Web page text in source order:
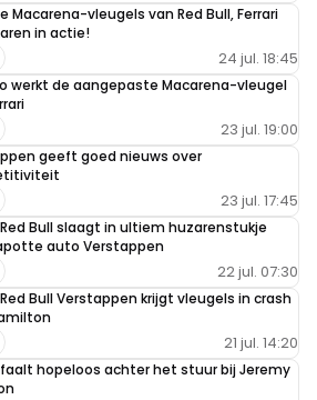
Macarena-vleugels van Red Bull, Ferrari
in actie!
24 jul. 18:45
werkt de aangepaste Macarena-vleugel
23 jul. 19:00
geeft goed nieuws over
23 jul. 17:45
Bull slaagt in ultiem huzarenstukje
auto Verstappen
22 jul. 07:30
Bull Verstappen krijgt vleugels in crash
21 jul. 14:20
hopeloos achter het stuur bij Jeremy